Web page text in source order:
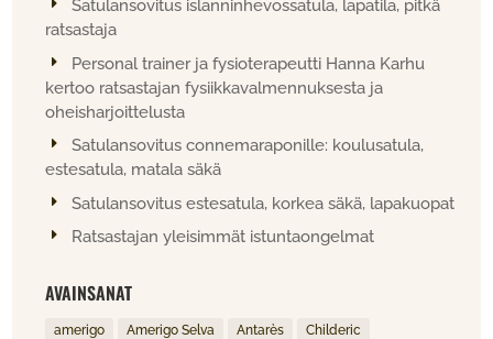
Satulansovitus islanninhevossatula, lapatila, pitkä
ratsastaja
Personal trainer ja fysioterapeutti Hanna Karhu
kertoo ratsastajan fysiikkavalmennuksesta ja
oheisharjoittelusta
Satulansovitus connemaraponille: koulusatula,
estesatula, matala säkä
Satulansovitus estesatula, korkea säkä, lapakuopat
Ratsastajan yleisimmät istuntaongelmat
AVAINSANAT
amerigo Amerigo Selva Antarès
Childeric